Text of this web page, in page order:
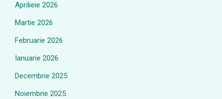
Aprilieie 2026
Martie 2026
Februarie 2026
Ianuarie 2026
Decembrie 2025
Noiembrie 2025